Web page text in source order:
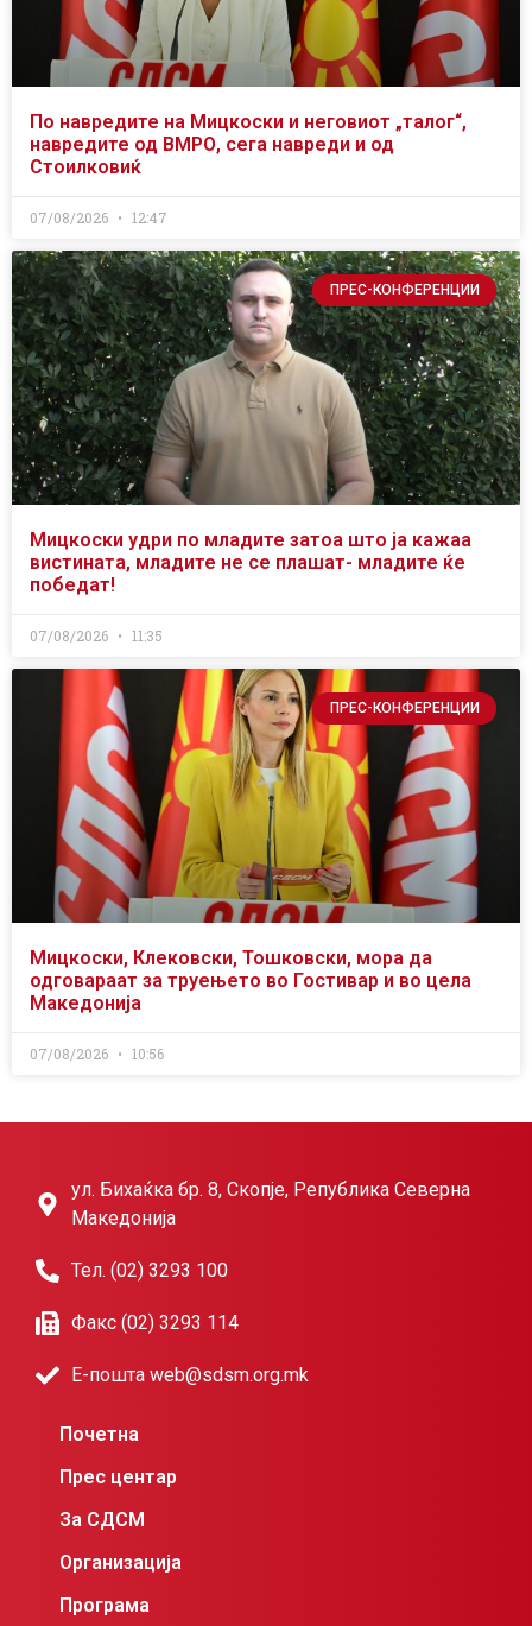
По навредите на Мицкоски и неговиот „талог“,
навредите од ВМРО, сега навреди и од
Стоилковиќ
07/08/2026 12:47
ПРЕС-КОНФЕРЕНЦИИ
Мицкоски удри по младите затоа што ја кажаа
вистината, младите не се плашат- младите ќе
победат!
07/08/2026 11:35
ПРЕС-КОНФЕРЕНЦИИ
Мицкоски, Клековски, Тошковски, мора да
одговараат за труењето во Гостивар и во цела
Македонија
07/08/2026 10:56
ул. Бихаќка бр. 8, Скопје, Република Северна
Македонија
Тел. (02) 3293 100
Факс (02) 3293 114
Е-пошта web@sdsm.org.mk
Почетна
Прес центар
За СДСМ
Организација
Програма